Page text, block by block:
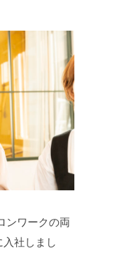
ンワークの両
社しまし